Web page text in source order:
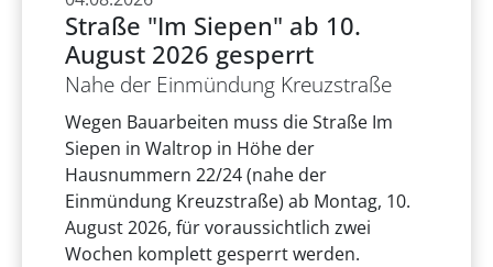
Straße "Im Siepen" ab 10.
August 2026 gesperrt
Nahe der Einmündung Kreuzstraße
Wegen Bauarbeiten muss die Straße Im
Siepen in Waltrop in Höhe der
Hausnummern 22/24 (nahe der
Einmündung Kreuzstraße) ab Montag, 10.
August 2026, für voraussichtlich zwei
Wochen komplett gesperrt werden.